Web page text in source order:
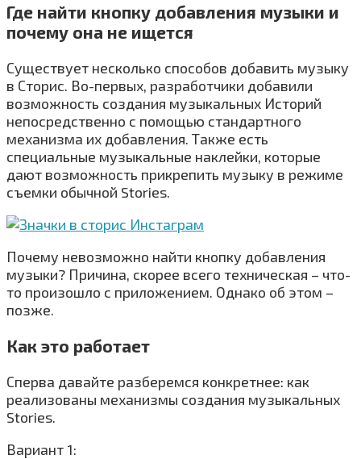
Где найти кнопку добавления музыки и
почему она не ищется
Существует несколько способов добавить музыку
в Сторис. Во-первых, разработчики добавили
возможность создания музыкальных Историй
непосредственно с помощью стандартного
механизма их добавления. Также есть
специальные музыкальные наклейки, которые
дают возможность прикрепить музыку в режиме
съемки обычной Stories.
Почему невозможно найти кнопку добавления
музыки? Причина, скорее всего техническая – что-
то произошло с приложением. Однако об этом –
позже.
Как это работает
Сперва давайте разберемся конкретнее: как
реализованы механизмы создания музыкальных
Stories.
Вариант 1: